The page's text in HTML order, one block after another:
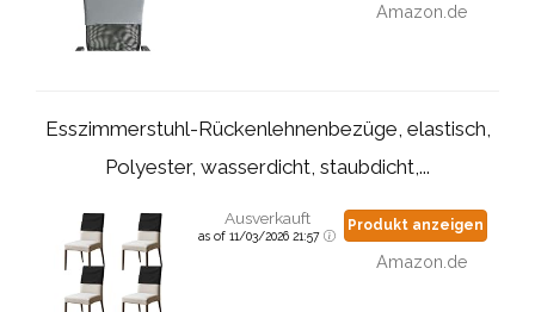
Amazon.de
Esszimmerstuhl-Rückenlehnenbezüge, elastisch,
Polyester, wasserdicht, staubdicht,...
Ausverkauft
as of 11/03/2026 21:57
Produkt anzeigen
Amazon.de